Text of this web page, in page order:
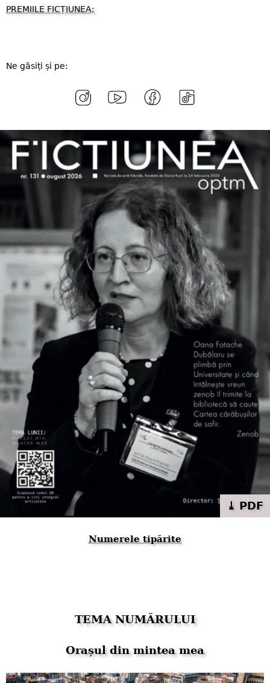
PREMIILE FICȚIUNEA;
Ne găsiți și pe:
⤓ PDF
Numerele tipărite
TEMA NUMĂRULUI
Orașul din mintea mea